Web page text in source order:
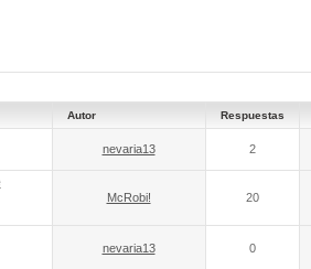
Autor Respuestas
nevaria13 2
McRobi! 20
nevaria13 0